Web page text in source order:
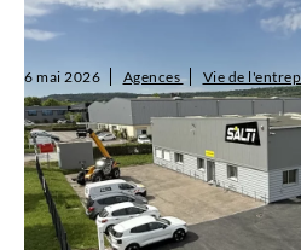
historique dans le Grand Est
6 mai 2026 Agences Vie de
SALTI franchit une étape majeure de
l’ouverture de sa 50ème agence,
Ludres (54), près de Nancy. Cette
notre prése...
Lire l'article